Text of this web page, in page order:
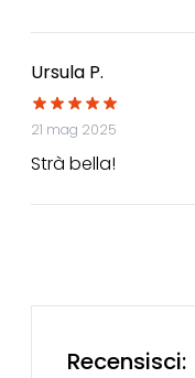
Ursula P.
21 mag 2025
Strà bella!
Recensisci: